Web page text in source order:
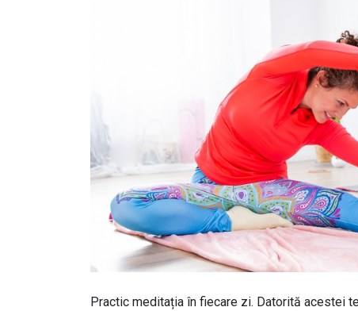
Practic meditația în fiecare zi. Datorită acestei